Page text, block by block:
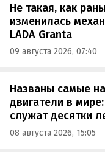
Не такая, как
изменилась
LADA Granta
09 августа 2026, 07:40
Названы самые
двигатели в
служат десятки
08 августа 2026, 15:05